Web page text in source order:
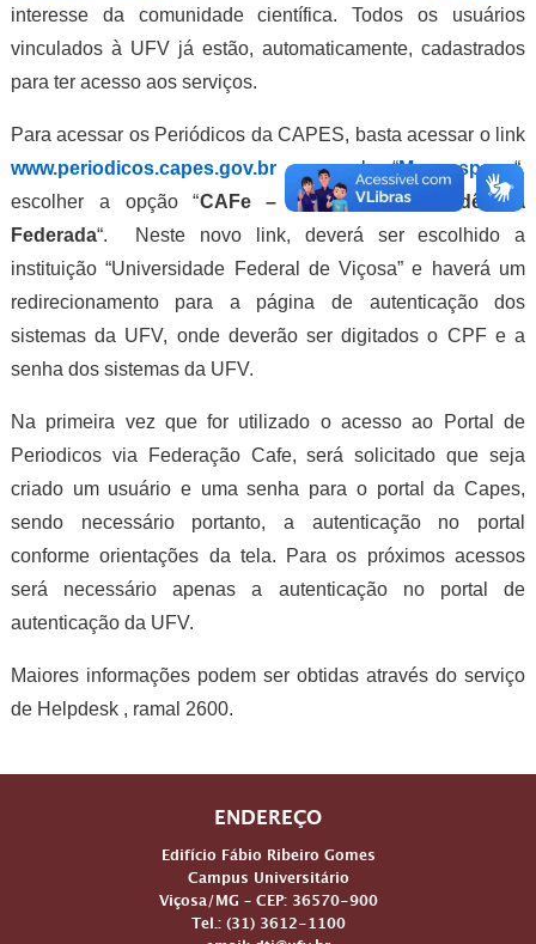
interesse da comunidade científica. Todos os usuários
vinculados à UFV já estão, automaticamente, cadastrados
para ter acesso aos serviços.
Para acessar os Periódicos da CAPES, basta acessar o link
www.periodicos.capes.gov.bre na aba “Meu espaço“,
escolher a opção “CAFe – Comunidade Acadêmica
Federada“. Neste novo link, deverá ser escolhido a
instituição “Universidade Federal de Viçosa” e haverá um
redirecionamento para a página de autenticação dos
sistemas da UFV, onde deverão ser digitados o CPF e a
senha dos sistemas da UFV.
Na primeira vez que for utilizado o acesso ao Portal de
Periodicos via Federação Cafe, será solicitado que seja
criado um usuário e uma senha para o portal da Capes,
sendo necessário portanto, a autenticação no portal
conforme orientações da tela. Para os próximos acessos
será necessário apenas a autenticação no portal de
autenticação da UFV.
Maiores informações podem ser obtidas através do serviço
de Helpdesk , ramal 2600.
ENDEREÇO
Edifício Fábio Ribeiro Gomes
Campus Universitário
Viçosa/MG – CEP: 36570-900
Tel.: (31) 3612-1100